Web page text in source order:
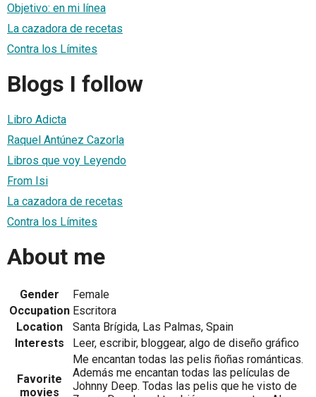
Objetivo: en mi línea
La cazadora de recetas
Contra los Límites
Blogs I follow
Libro Adicta
Raquel Antúnez Cazorla
Libros que voy Leyendo
From Isi
La cazadora de recetas
Contra los Límites
About me
Gender
Female
Occupation Escritora
Location
Santa Brígida, Las Palmas, Spain
Interests
Leer, escribir, bloggear, algo de diseño gráfico
Favorite
movies
Me encantan todas las pelis ñoñas románticas.
Además me encantan todas las películas de
Johnny Deep. Todas las pelis que he visto de